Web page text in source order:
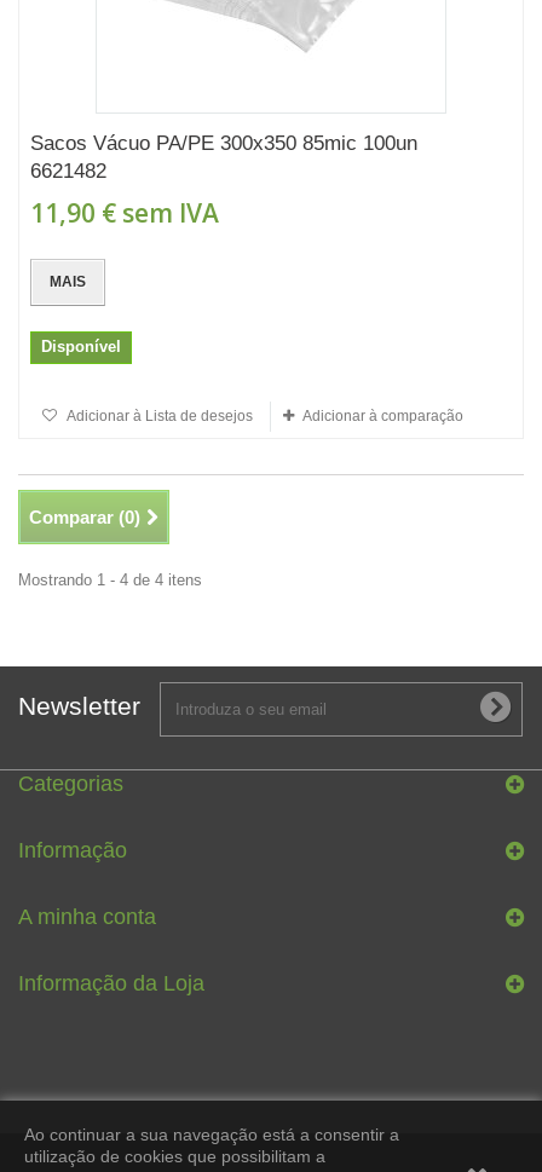
Sacos Vácuo PA/PE 300x350 85mic 100un
6621482
11,90 € sem IVA
MAIS
Disponível
Adicionar à Lista de desejos Adicionar à comparação
Comparar (0)
Mostrando 1 - 4 de 4 itens
Newsletter
Categorias
Informação
A minha conta
Informação da Loja
Ao continuar a sua navegação está a consentir a
utilização de cookies que possibilitam a